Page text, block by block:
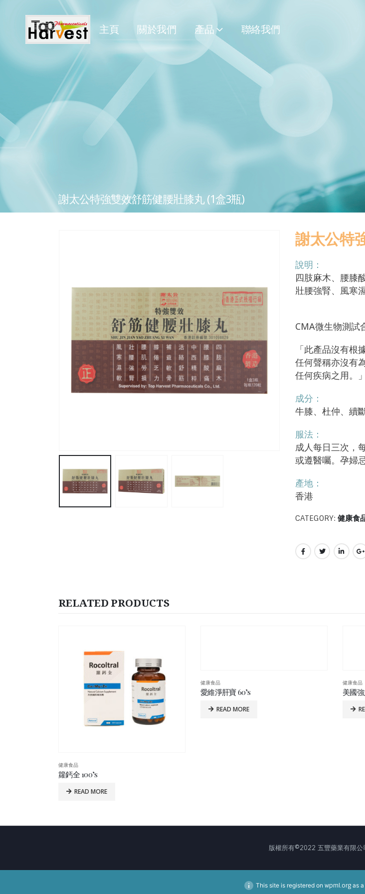
主頁 關於我們 產品 聯絡我們
謝太公特強雙效舒筋健腰壯膝丸 (1盒3瓶)
謝太公特
說明：
四肢麻木、腰膝
壯腰強腎、風寒濕
CMA微生物測試
「此產品沒有
任何聲稱亦沒有
任何疾病之用。」
成分：
牛膝、杜仲、續
服法：
成人每日三次，
或遵醫囑。孕婦忌
產地：
香港
CATEGORY: 健康食
RELATED PRODUCTS
愛維淨肝寶 60’s
健康食品
美國強力百痛敵 60’s
READ MORE
健康食品
美國
版權所有©2022 五豐藥業有限公
This site is registered on wpml.orgas a